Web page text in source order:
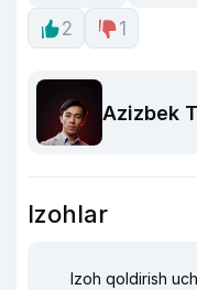
2
1
Azizbek
Izohlar
Izoh qoldirish